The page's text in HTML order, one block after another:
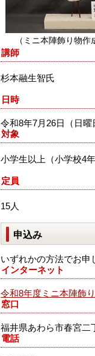
（ミニ本陣飾り物作
講師
杉本融生智氏
日時
令和8年7月26日（日曜
対象
小学生以上（小学校4
定員
15人
申込み
いずれかの方法でお申
インターネット
令和8年度ミニ本陣飾
窓口
福井県あわら市春宮二
電話